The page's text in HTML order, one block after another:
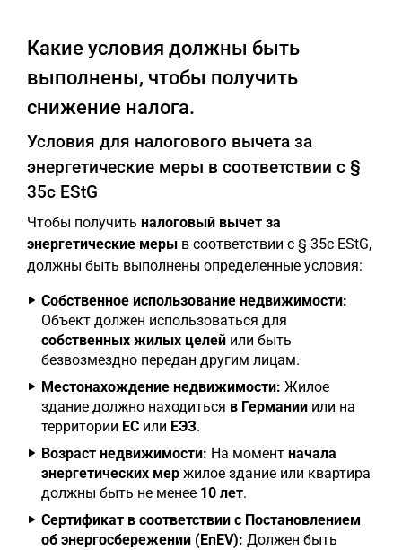
Какие условия должны быть
выполнены, чтобы получить
снижение налога.
Условия для налогового вычета за
энергетические меры в соответствии с §
35c EStG
Чтобы получить налоговый вычет за
энергетические меры в соответствии с § 35c EStG,
должны быть выполнены определенные условия:
Собственное использование недвижимости:
Объект должен использоваться для
собственных жилых целей или быть
безвозмездно передан другим лицам.
Местонахождение недвижимости: Жилое
здание должно находиться в Германии или на
территории ЕС или ЕЭЗ.
Возраст недвижимости: На момент начала
энергетических мер жилое здание или квартира
должны быть не менее 10 лет.
Сертификат в соответствии с Постановлением
об энергосбережении (EnEV): Должен быть